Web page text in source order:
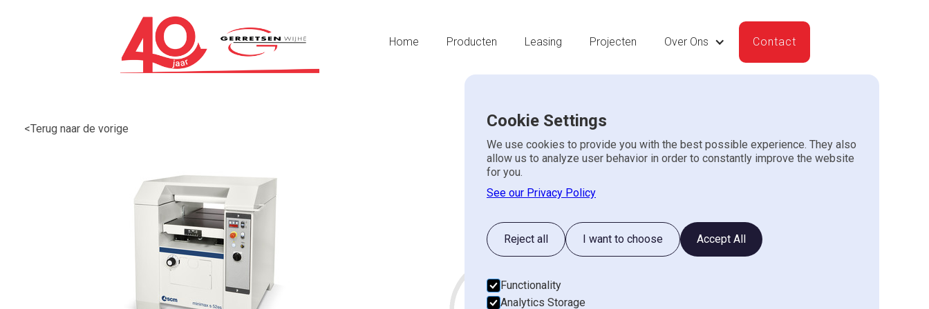
Home Producten Leasing Projecten Over Ons Contact
Cookie Settings
We use cookies to provide you with the best possible experience. They also
allow us to analyze user behavior in order to constantly improve the website
for you.
See our Privacy Policy
Reject all I want to choose Accept All
Functionality
Analytics Storage
<Terug naar de vorige
SCM MINIMAX Vandiktebank type
s 52es
Basis model vandiktebank voor professionele werkzaamheden
Elektrische hoog-laag verstelling